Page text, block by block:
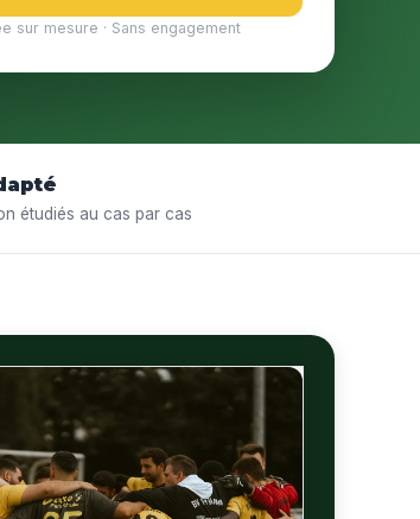
sur mesure · Sans engagement
étudiés au cas par cas